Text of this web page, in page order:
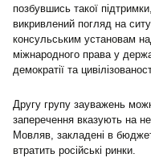
позбувшись такої
викривлений погляд на
консульським установам
міжнародного права у
демократії та
Другу групу зауважень
заперечення вказують на
Мовляв, закладені в
втратить російські ринки.